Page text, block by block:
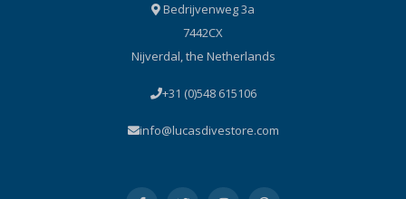
Bedrijvenweg 3a
7442CX
Nijverdal, the Netherlands
+31 (0)548 615106
info@lucasdivestore.com